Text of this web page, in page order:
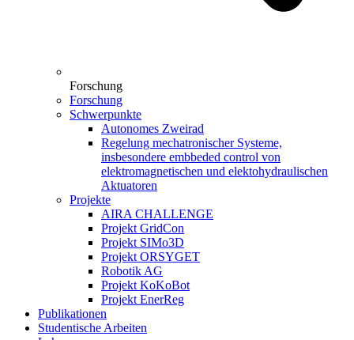
Forschung
Forschung
Schwerpunkte
Autonomes Zweirad
Regelung mechatronischer Systeme,
insbesondere embbeded control von
elektromagnetischen und elektohydraulischen
Aktuatoren
Projekte
AIRA CHALLENGE
Projekt GridCon
Projekt SIMo3D
Projekt ORSYGET
Robotik AG
Projekt KoKoBot
Projekt EnerReg
Publikationen
Studentische Arbeiten